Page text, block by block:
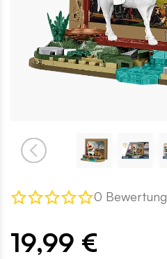
0 Bewertung
19,99 €